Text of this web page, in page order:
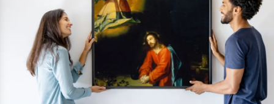
ex. Monet, Nuit étoilée,
impressionnisme, vague de Hokusai,
nu.
abstrait avec beaucoup de rouge,
tableau sombre, nu debout près d'un